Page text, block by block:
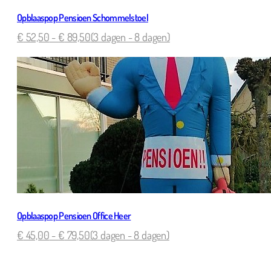
Opblaaspop Pensioen Schommelstoel
€ 52,50 - € 89,50(3 dagen - 8 dagen)
Opblaaspop Pensioen Office Heer
€ 45,00 - € 79,50(3 dagen - 8 dagen)